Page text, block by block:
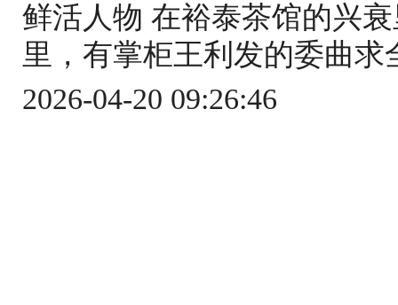
鲜活人物 在裕泰茶馆的兴
里，有掌柜王利发的委曲
2026-04-20 09:26:46